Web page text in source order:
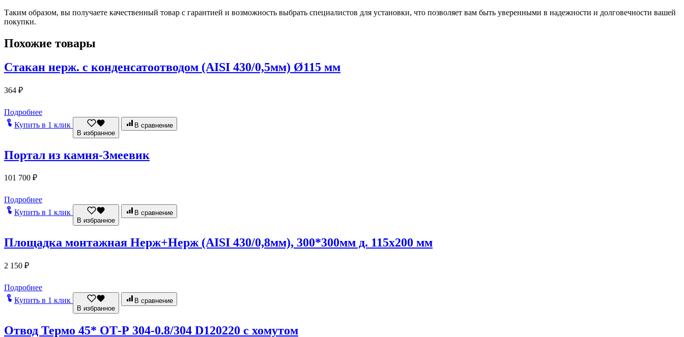
Таким образом, вы получаете качественный товар с гарантией и возможность выбрать специалистов для установки, что позволяет вам быть уверенными в надежности и долговечности вашей
покупки.
Похожие товары
Стакан нерж. с конденсатоотводом (AISI 430/0,5мм) Ø115 мм
364 ₽
Подробнее
Купить в 1 клик
В избранное
В сравнение
Портал из камня-Змеевик
101 700 ₽
Подробнее
Купить в 1 клик
В избранное
В сравнение
Площадка монтажная Нерж+Нерж (AISI 430/0,8мм), 300*300мм д. 115х200 мм
2 150 ₽
Подробнее
Купить в 1 клик
В избранное
В сравнение
Отвод Термо 45* ОТ-Р 304-0.8/304 D120220 с хомутом